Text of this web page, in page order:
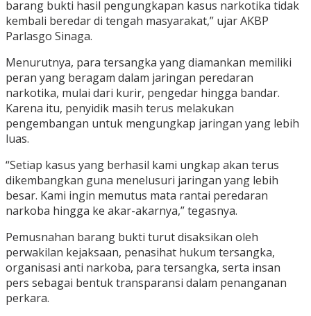
barang bukti hasil pengungkapan kasus narkotika tidak
kembali beredar di tengah masyarakat,” ujar AKBP
Parlasgo Sinaga.
Menurutnya, para tersangka yang diamankan memiliki
peran yang beragam dalam jaringan peredaran
narkotika, mulai dari kurir, pengedar hingga bandar.
Karena itu, penyidik masih terus melakukan
pengembangan untuk mengungkap jaringan yang lebih
luas.
“Setiap kasus yang berhasil kami ungkap akan terus
dikembangkan guna menelusuri jaringan yang lebih
besar. Kami ingin memutus mata rantai peredaran
narkoba hingga ke akar-akarnya,” tegasnya.
Pemusnahan barang bukti turut disaksikan oleh
perwakilan kejaksaan, penasihat hukum tersangka,
organisasi anti narkoba, para tersangka, serta insan
pers sebagai bentuk transparansi dalam penanganan
perkara.